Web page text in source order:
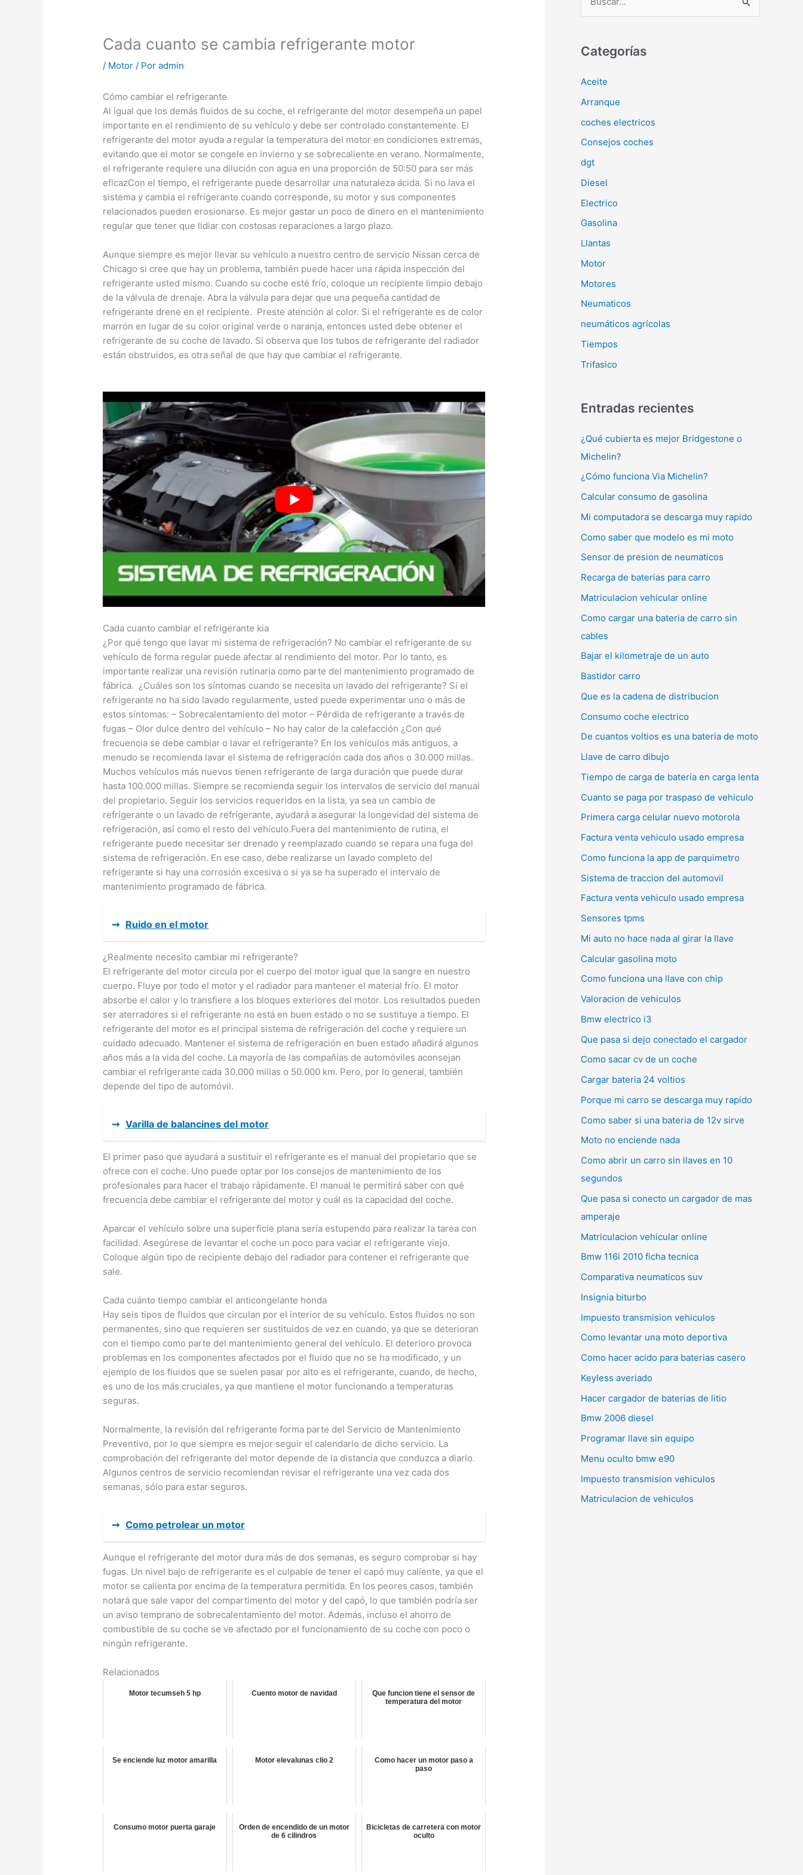
Cada cuanto se cambia refrigerante motor
/ Motor / Poradmin
Cómo cambiar el refrigerante
Al igual que los demás fluidos de su coche, el refrigerante del motor desempeña un papel
importante en el rendimiento de su vehículo y debe ser controlado constantemente. El
refrigerante del motor ayuda a regular la temperatura del motor en condiciones extremas,
evitando que el motor se congele en invierno y se sobrecaliente en verano. Normalmente,
el refrigerante requiere una dilución con agua en una proporción de 50:50 para ser más
eficazCon el tiempo, el refrigerante puede desarrollar una naturaleza ácida. Si no lava el
sistema y cambia el refrigerante cuando corresponde, su motor y sus componentes
relacionados pueden erosionarse. Es mejor gastar un poco de dinero en el mantenimiento
regular que tener que lidiar con costosas reparaciones a largo plazo.
Aunque siempre es mejor llevar su vehículo a nuestro centro de servicio Nissan cerca de
Chicago si cree que hay un problema, también puede hacer una rápida inspección del
refrigerante usted mismo. Cuando su coche esté frío, coloque un recipiente limpio debajo
de la válvula de drenaje. Abra la válvula para dejar que una pequeña cantidad de
refrigerante drene en el recipiente. Preste atención al color. Si el refrigerante es de color
marrón en lugar de su color original verde o naranja, entonces usted debe obtener el
refrigerante de su coche de lavado. Si observa que los tubos de refrigerante del radiador
están obstruidos, es otra señal de que hay que cambiar el refrigerante.
Cada cuanto cambiar el refrigerante kia
¿Por qué tengo que lavar mi sistema de refrigeración? No cambiar el refrigerante de su
vehículo de forma regular puede afectar al rendimiento del motor. Por lo tanto, es
importante realizar una revisión rutinaria como parte del mantenimiento programado de
fábrica. ¿Cuáles son los síntomas cuando se necesita un lavado del refrigerante? Si el
refrigerante no ha sido lavado regularmente, usted puede experimentar uno o más de
estos síntomas: – Sobrecalentamiento del motor – Pérdida de refrigerante a través de
fugas – Olor dulce dentro del vehículo – No hay calor de la calefacción ¿Con qué
frecuencia se debe cambiar o lavar el refrigerante? En los vehículos más antiguos, a
menudo se recomienda lavar el sistema de refrigeración cada dos años o 30.000 millas.
Muchos vehículos más nuevos tienen refrigerante de larga duración que puede durar
hasta 100.000 millas. Siempre se recomienda seguir los intervalos de servicio del manual
del propietario. Seguir los servicios requeridos en la lista, ya sea un cambio de
refrigerante o un lavado de refrigerante, ayudará a asegurar la longevidad del sistema de
refrigeración, así como el resto del vehículo.Fuera del mantenimiento de rutina, el
refrigerante puede necesitar ser drenado y reemplazado cuando se repara una fuga del
sistema de refrigeración. En ese caso, debe realizarse un lavado completo del
refrigerante si hay una corrosión excesiva o si ya se ha superado el intervalo de
mantenimiento programado de fábrica.
➞ Ruido en el motor
¿Realmente necesito cambiar mi refrigerante?
El refrigerante del motor circula por el cuerpo del motor igual que la sangre en nuestro
cuerpo. Fluye por todo el motor y el radiador para mantener el material frío. El motor
absorbe el calor y lo transfiere a los bloques exteriores del motor. Los resultados pueden
ser aterradores si el refrigerante no está en buen estado o no se sustituye a tiempo. El
refrigerante del motor es el principal sistema de refrigeración del coche y requiere un
cuidado adecuado. Mantener el sistema de refrigeración en buen estado añadirá algunos
años más a la vida del coche. La mayoría de las compañías de automóviles aconsejan
cambiar el refrigerante cada 30.000 millas o 50.000 km. Pero, por lo general, también
depende del tipo de automóvil.
➞ Varilla de balancines del motor
El primer paso que ayudará a sustituir el refrigerante es el manual del propietario que se
ofrece con el coche. Uno puede optar por los consejos de mantenimiento de los
profesionales para hacer el trabajo rápidamente. El manual le permitirá saber con qué
frecuencia debe cambiar el refrigerante del motor y cuál es la capacidad del coche.
Aparcar el vehículo sobre una superficie plana sería estupendo para realizar la tarea con
facilidad. Asegúrese de levantar el coche un poco para vaciar el refrigerante viejo.
Coloque algún tipo de recipiente debajo del radiador para contener el refrigerante que
sale.
Cada cuánto tiempo cambiar el anticongelante honda
Hay seis tipos de fluidos que circulan por el interior de su vehículo. Estos fluidos no son
permanentes, sino que requieren ser sustituidos de vez en cuando, ya que se deterioran
con el tiempo como parte del mantenimiento general del vehículo. El deterioro provoca
problemas en los componentes afectados por el fluido que no se ha modificado, y un
ejemplo de los fluidos que se suelen pasar por alto es el refrigerante, cuando, de hecho,
es uno de los más cruciales, ya que mantiene el motor funcionando a temperaturas
seguras.
Normalmente, la revisión del refrigerante forma parte del Servicio de Mantenimiento
Preventivo, por lo que siempre es mejor seguir el calendario de dicho servicio. La
comprobación del refrigerante del motor depende de la distancia que conduzca a diario.
Algunos centros de servicio recomiendan revisar el refrigerante una vez cada dos
semanas, sólo para estar seguros.
➞ Como petrolear un motor
Aunque el refrigerante del motor dura más de dos semanas, es seguro comprobar si hay
fugas. Un nivel bajo de refrigerante es el culpable de tener el capó muy caliente, ya que el
motor se calienta por encima de la temperatura permitida. En los peores casos, también
notará que sale vapor del compartimento del motor y del capó, lo que también podría ser
un aviso temprano de sobrecalentamiento del motor. Además, incluso el ahorro de
combustible de su coche se ve afectado por el funcionamiento de su coche con poco o
ningún refrigerante.
Relacionados
Motor tecumseh 5 hp Cuento motor de navidad
Que funcion tiene el sensor de
temperatura del motor
Se enciende luz motor amarilla Motor elevalunas clio 2
Como hacer un motor paso a
paso
Consumo motor puerta garaje
Orden de encendido de un motor
de 6 cilindros
Bicicletas de carretera con motor
oculto
c
r
p
o
r
Categorías
Aceite
Arranque
coches electricos
Consejos coches
dgt
Diesel
Electrico
Gasolina
Llantas
Motor
Motores
Neumaticos
neumáticos agrícolas
Tiempos
Trifasico
Entradas recientes
¿Qué cubierta es mejor Bridgestone o
Michelin?
¿Cómo funciona Via Michelin?
Calcular consumo de gasolina
Mi computadora se descarga muy rapido
Como saber que modelo es mi moto
Sensor de presion de neumaticos
Recarga de baterias para carro
Matriculacion vehicular online
Como cargar una bateria de carro sin
cables
Bajar el kilometraje de un auto
Bastidor carro
Que es la cadena de distribucion
Consumo coche electrico
De cuantos voltios es una bateria de moto
Llave de carro dibujo
Tiempo de carga de bateria en carga lenta
Cuanto se paga por traspaso de vehiculo
Primera carga celular nuevo motorola
Factura venta vehiculo usado empresa
Como funciona la app de parquimetro
Sistema de traccion del automovil
Factura venta vehiculo usado empresa
Sensores tpms
Mi auto no hace nada al girar la llave
Calcular gasolina moto
Como funciona una llave con chip
Valoracion de vehiculos
Bmw electrico i3
Que pasa si dejo conectado el cargador
Como sacar cv de un coche
Cargar bateria 24 voltios
Porque mi carro se descarga muy rapido
Como saber si una bateria de 12v sirve
Moto no enciende nada
Como abrir un carro sin llaves en 10
segundos
Que pasa si conecto un cargador de mas
amperaje
Matriculacion vehicular online
Bmw 116i 2010 ficha tecnica
Comparativa neumaticos suv
Insignia biturbo
Impuesto transmision vehiculos
Como levantar una moto deportiva
Como hacer acido para baterias casero
Keyless averiado
Hacer cargador de baterias de litio
Bmw 2006 diesel
Programar llave sin equipo
Menu oculto bmw e90
Impuesto transmision vehiculos
Matriculacion de vehiculos